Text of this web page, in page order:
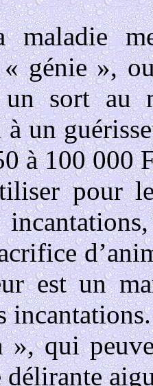
génie »,
un sort au
à un
à 100 000
pour le
est un
», qui
délirante